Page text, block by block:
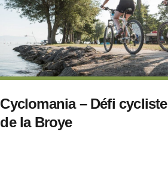
Cyclomania – Défi cycliste
de la Broye